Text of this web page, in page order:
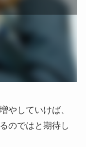
やしていけば、
のではと期待し